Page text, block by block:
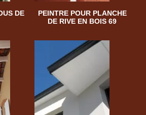
DE
PEINTRE POUR PLANCHE
DE RIVE EN BOIS 69